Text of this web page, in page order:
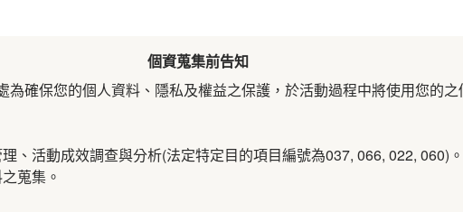
個資蒐集前告知
為確保您的個人資料、隱私及權益之保護，於活動過程中將使用您的
、活動成效調查與分析(法定特定目的項目編號為037, 066, 022, 060)
蒐集。